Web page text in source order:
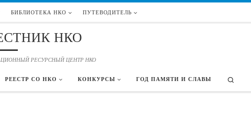
БИБЛИОТЕКА НКО ПУТЕВОДИТЕЛЬ
НКО
РЕСУРСНЫЙ ЦЕНТР НКО
РЕЕСТР СО НКО КОНКУРСЫ ГОД ПАМЯТИ И СЛАВЫ